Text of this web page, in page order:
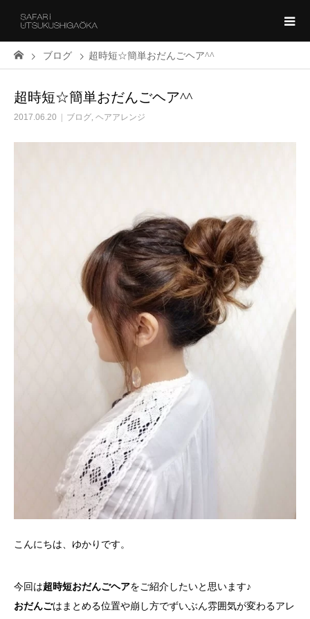
ブログ 超時短☆簡単おだんごヘア^^
超時短☆簡単おだんごヘア^^
2017.06.20 ブログ, ヘアアレンジ
こんにちは、ゆかりです。
今回は超時短おだんごヘアをご紹介したいと思います♪
おだんごはまとめる位置や崩し方でずいぶん雰囲気が変わるアレ